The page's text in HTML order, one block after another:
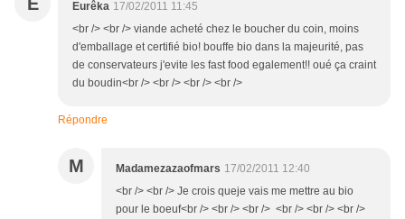
Eurêka 17/02/2011 11:45
<br /> <br /> viande acheté chez le boucher du coin, moins
d'emballage et certifié bio! bouffe bio dans la majeurité, pas
de conservateurs j'evite les fast food egalement!! oué ça craint
du boudin<br /> <br /> <br /> <br />
Répondre
M Madamezazaofmars 17/02/2011 12:40
<br /> <br /> Je crois queje vais me mettre au bio
pour le boeuf<br /> <br /> <br /> <br /> <br /> <br />